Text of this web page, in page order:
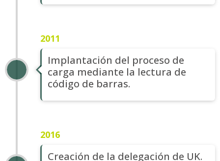
2011
Implantación del proceso de
carga mediante la lectura de
código de barras.
2016
Creación de la delegación de UK.